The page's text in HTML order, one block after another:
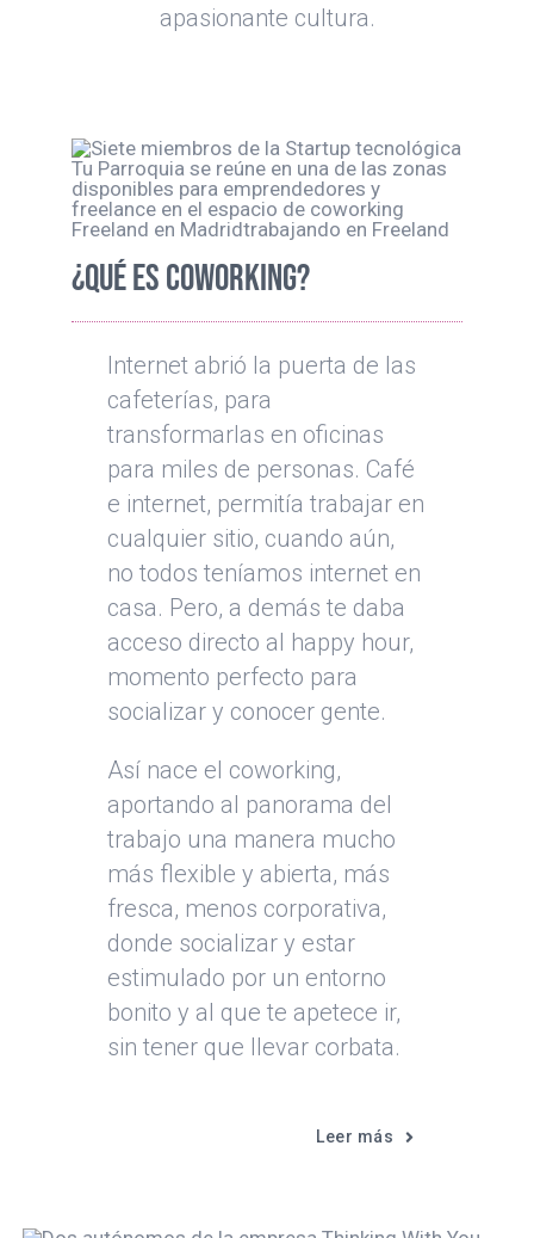
apasionante cultura.
¿QUÉ ES COWORKING?
Internet abrió la puerta de las
cafeterías, para
transformarlas en oficinas
para miles de personas. Café
e internet, permitía trabajar en
cualquier sitio, cuando aún,
no todos teníamos internet en
casa. Pero, a demás te daba
acceso directo al happy hour,
momento perfecto para
socializar y conocer gente.
Así nace el coworking,
aportando al panorama del
trabajo una manera mucho
más flexible y abierta, más
fresca, menos corporativa,
donde socializar y estar
estimulado por un entorno
bonito y al que te apetece ir,
sin tener que llevar corbata.
Leer más